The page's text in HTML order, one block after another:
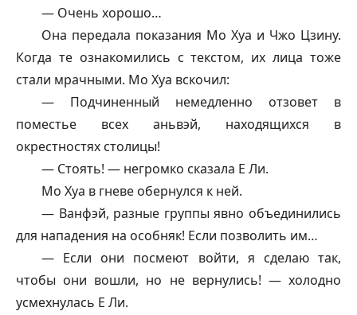
— Очень хорошо…
Она передала показания Мо Хуа и Чжо Цзину.
Когда те ознакомились с текстом, их лица тоже
стали мрачными. Мо Хуа вскочил:
— Подчиненный немедленно отзовет в
поместье всех аньвэй, находящихся в
окрестностях столицы!
— Стоять! — негромко сказала Е Ли.
Мо Хуа в гневе обернулся к ней.
— Ванфэй, разные группы явно объединились
для нападения на особняк! Если позволить им…
— Если они посмеют войти, я сделаю так,
чтобы они вошли, но не вернулись! — холодно
усмехнулась Е Ли.